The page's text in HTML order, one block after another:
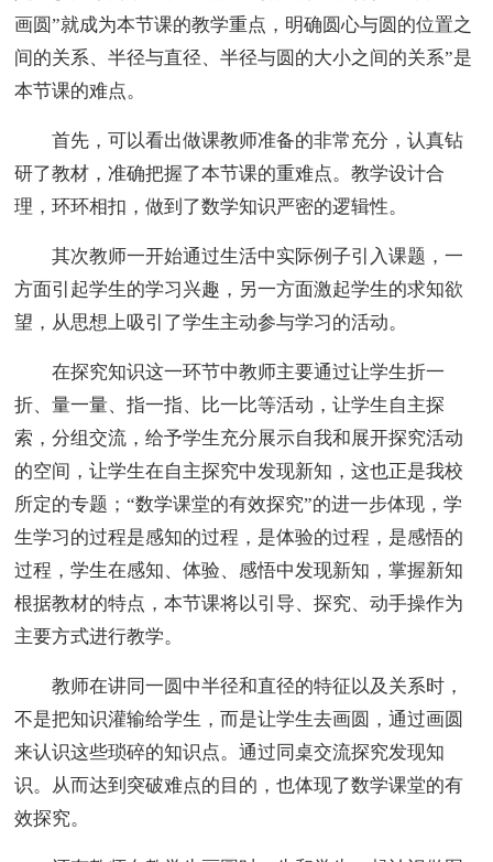
画圆”就成为本节课的教学重点，明确圆心与圆的位置之
间的关系、半径与直径、半径与圆的大小之间的关系”是
本节课的难点。
首先，可以看出做课教师准备的非常充分，认真钻
研了教材，准确把握了本节课的重难点。教学设计合
理，环环相扣，做到了数学知识严密的逻辑性。
其次教师一开始通过生活中实际例子引入课题，一
方面引起学生的学习兴趣，另一方面激起学生的求知欲
望，从思想上吸引了学生主动参与学习的活动。
在探究知识这一环节中教师主要通过让学生折一
折、量一量、指一指、比一比等活动，让学生自主探
索，分组交流，给予学生充分展示自我和展开探究活动
的空间，让学生在自主探究中发现新知，这也正是我校
所定的专题；“数学课堂的有效探究”的进一步体现，学
生学习的过程是感知的过程，是体验的过程，是感悟的
过程，学生在感知、体验、感悟中发现新知，掌握新知
根据教材的特点，本节课将以引导、探究、动手操作为
主要方式进行教学。
教师在讲同一圆中半径和直径的特征以及关系时，
不是把知识灌输给学生，而是让学生去画圆，通过画圆
来认识这些琐碎的知识点。通过同桌交流探究发现知
识。从而达到突破难点的目的，也体现了数学课堂的有
效探究。